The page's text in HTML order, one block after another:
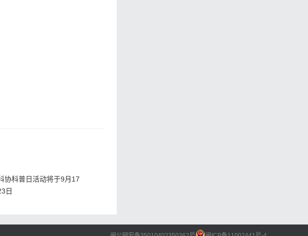
宁德，冷冻黑虎虾、南美白
天卖得不错。”山姆超市工
苏格兰海蜇刺身等国外海鲜
“其实不用紧张，想吃就会
协科普日活动将于9月17
日